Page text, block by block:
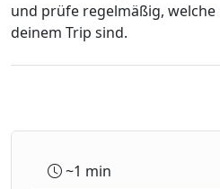
und prüfe regelmäßig,
deinem Trip sind.
~1 min